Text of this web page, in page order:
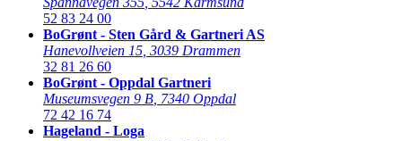
52 83 24 00
BoGrønt - Sten Gård & Gartneri AS
Hanevollveien 15 3039 Drammen
32 81 26 60
BoGrønt - Oppdal Gartneri
Museumsvegen 9 B 7340 Oppdal
72 42 16 74
Hageland - Loga